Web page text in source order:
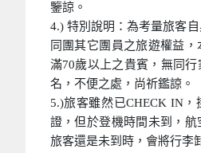
鑒諒。
4.) 特別說明：為考量旅客
同團其它團員之旅遊權益
滿70歲以上之貴賓，無同
名，不便之處，尚祈鑑諒。
5.)旅客雖然已CHECK IN
證，但於登機時間未到，
旅客還是未到時，會將行李